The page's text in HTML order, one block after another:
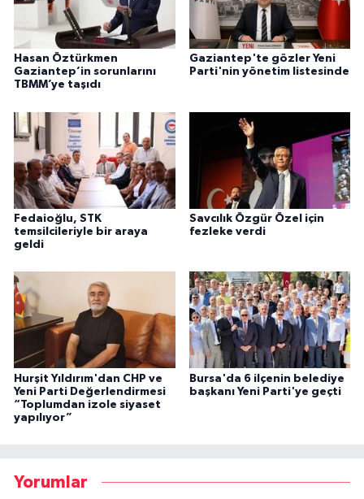
Hasan Öztürkmen
Gaziantep’in sorunlarını
TBMM’ye taşıdı
Gaziantep'te gözler Yeni
Parti'nin yönetim listesinde
Fedaioğlu, STK
temsilcileriyle bir araya
geldi
Savcılık Özgür Özel için
fezleke verdi
Hurşit Yıldırım'dan CHP ve
Yeni Parti Değerlendirmesi
“Toplumdan izole siyaset
yapılıyor”
Bursa'da 6 ilçenin belediye
başkanı Yeni Parti'ye geçti
Yorumlar